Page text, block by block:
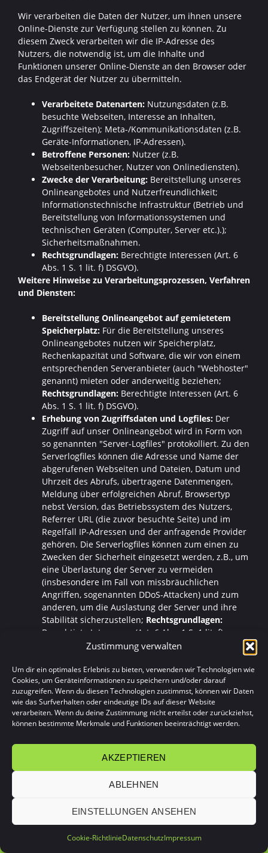
Zustimmung verwalten
Um dir ein optimales Erlebnis zu bieten, verwenden wir Technologien wie
Cookies, um Geräteinformationen zu speichern und/oder darauf
zuzugreifen. Wenn du diesen Technologien zustimmst, können wir Daten
wie das Surfverhalten oder eindeutige IDs auf dieser Website
verarbeiten. Wenn du deine Zustimmung nicht erteilst oder zurückziehst,
können bestimmte Merkmale und Funktionen beeinträchtigt werden.
AKZEPTIEREN
ABLEHNEN
EINSTELLUNGEN ANSEHEN
Cookie-RichtlinieDatenschutzImpressum
Wir verarbeiten die Daten der Nutzer, um ihnen unsere
Online-Dienste zur Verfügung stellen zu können. Zu
diesem Zweck verarbeiten wir die IP-Adresse des
Nutzers, die notwendig ist, um die Inhalte und
Funktionen unserer Online-Dienste an den Browser oder
das Endgerät der Nutzer zu übermitteln.
Verarbeitete Datenarten: Nutzungsdaten (z.B.
besuchte Webseiten, Interesse an Inhalten,
Zugriffszeiten); Meta-/Kommunikationsdaten (z.B.
Geräte-Informationen, IP-Adressen).
Betroffene Personen: Nutzer (z.B.
Webseitenbesucher, Nutzer von Onlinediensten).
Zwecke der Verarbeitung: Bereitstellung unseres
Onlineangebotes und Nutzerfreundlichkeit;
Informationstechnische Infrastruktur (Betrieb und
Bereitstellung von Informationssystemen und
technischen Geräten (Computer, Server etc.).);
Sicherheitsmaßnahmen.
Rechtsgrundlagen: Berechtigte Interessen (Art. 6
Abs. 1 S. 1 lit. f) DSGVO).
Weitere Hinweise zu Verarbeitungsprozessen, Verfahren
und Diensten:
Bereitstellung Onlineangebot auf gemietetem
Speicherplatz: Für die Bereitstellung unseres
Onlineangebotes nutzen wir Speicherplatz,
Rechenkapazität und Software, die wir von einem
entsprechenden Serveranbieter (auch "Webhoster"
genannt) mieten oder anderweitig beziehen;
Rechtsgrundlagen: Berechtigte Interessen (Art. 6
Abs. 1 S. 1 lit. f) DSGVO).
Erhebung von Zugriffsdaten und Logfiles: Der
Zugriff auf unser Onlineangebot wird in Form von
so genannten "Server-Logfiles" protokolliert. Zu den
Serverlogfiles können die Adresse und Name der
abgerufenen Webseiten und Dateien, Datum und
Uhrzeit des Abrufs, übertragene Datenmengen,
Meldung über erfolgreichen Abruf, Browsertyp
nebst Version, das Betriebssystem des Nutzers,
Referrer URL (die zuvor besuchte Seite) und im
Regelfall IP-Adressen und der anfragende Provider
gehören. Die Serverlogfiles können zum einen zu
Zwecken der Sicherheit eingesetzt werden, z.B., um
eine Überlastung der Server zu vermeiden
(insbesondere im Fall von missbräuchlichen
Angriffen, sogenannten DDoS-Attacken) und zum
anderen, um die Auslastung der Server und ihre
Stabilität sicherzustellen; Rechtsgrundlagen:
Berechtigte Interessen (Art. 6 Abs. 1 S. 1 lit. f)
Löschung von Daten:Logfile-
30 Tagen gespeichert und danach gelöscht oder
anonymisiert. Daten, deren weitere Aufbewahrung
zu Beweiszwecken erforderlich ist, sind bis zur
endgültigen Klärung des jeweiligen Vorfalls von der
Löschung ausgenommen.
Wir nutzen Blogs oder vergleichbare Mittel der
Onlinekommunikation und Publikation (nachfolgend
"Publikationsmedium"). Die Daten der Leser werden für
verarbeitet, als es für dessen Darstellung und die
Gründen der Sicherheit erforderlich ist. Im Übrigen